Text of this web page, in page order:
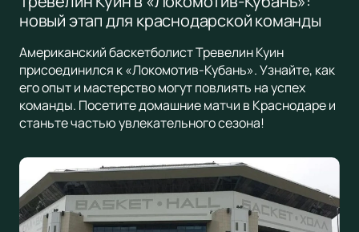
новый этап для краснодарской команды
Американский баскетболист Тревелин Куин
присоединился к «Локомотив-Кубань». Узнайте, как
его опыт и мастерство могут повлиять на успех
команды. Посетите домашние матчи в Краснодаре и
станьте частью увлекательного сезона!